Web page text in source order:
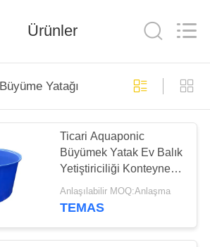
61
Ürünler
Yatağı
Ticari Aquaponic
Büyümek Yatak Ev Balık
Yetiştiriciliği Konteyner
Kabuklu Deniz Ürünleri
Yatakları
Anlaşılabilir MOQ:Anlaşma
TEMAS